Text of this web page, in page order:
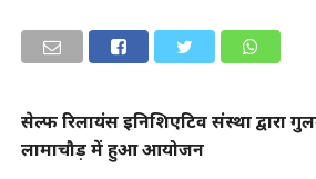
सेल्फ रिलायंस इनिशिएटिव संस्था द्वारा
लामाचौड़ में हुआ आयोजन